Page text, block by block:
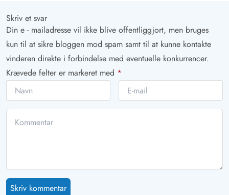
Skriv et svar
Din e - mailadresse vil ikke blive offentliggjort, men bruges
kun til at sikre bloggen mod spam samt til at kunne kontakte
vinderen direkte i forbindelse med eventuelle konkurrencer.
Krævede felter er markeret med *
Skriv kommentar